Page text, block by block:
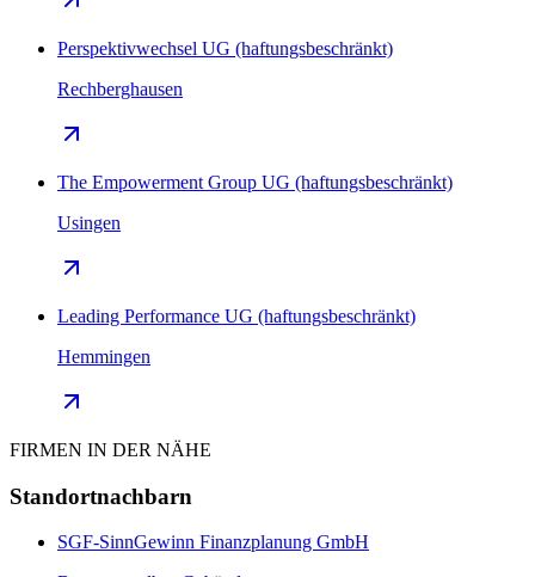
Perspektivwechsel UG (haftungsbeschränkt)
Rechberghausen
The Empowerment Group UG (haftungsbeschränkt)
Usingen
Leading Performance UG (haftungsbeschränkt)
Hemmingen
FIRMEN IN DER NÄHE
Standortnachbarn
SGF-SinnGewinn Finanzplanung GmbH